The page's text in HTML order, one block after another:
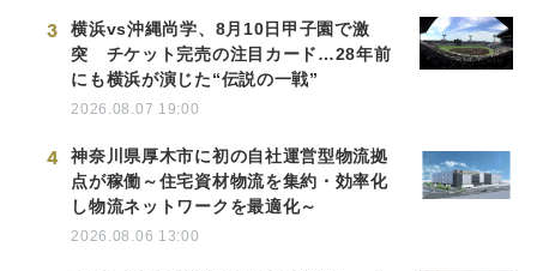
3
横浜vs沖縄尚学、8月10日甲子園で激
突 チケット完売の注目カード…28年前
にも横浜が演じた“伝説の一戦”
2026.08.07 19:00
4
神奈川県厚木市に初の自社運営型物流拠
点が稼働～住宅資材物流を集約・効率化
し物流ネットワークを最適化～
2026.08.06 13:00